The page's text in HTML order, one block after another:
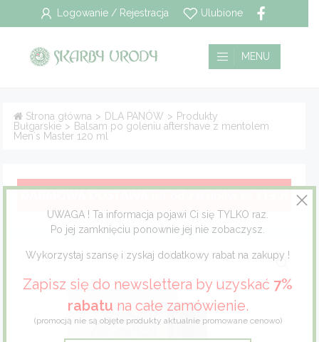
Logowanie / Rejestracja Ulubione
MENU
Strona główna > DLA PANÓW > Produkty
Bułgarskie > Balsam po goleniu aftershave z mentolem
Men`s Master 120 ml
UWAGA ! Ta informacja pojawi Ci się TYLKO raz.
Po jej zamknięciu ponownie jej nie zobaczysz.
Wykorzystaj szansę i zyskaj dodatkowy rabat na zakupy !
Zapisz się do newslettera by uzyskać 7%
rabatu na całe zamówienie.
(promocją nie są objęte produkty aktualnie promowane cenowo)
Wszystkie
Pielęgnacja twarzy
Pielęgnacja jamy ustnej
Płatność i dostawa
Regulamin